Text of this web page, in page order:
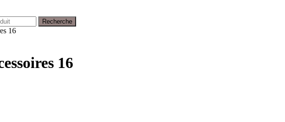
Recherche
16
16